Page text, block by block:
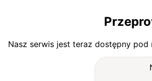
Nasz serwis jest teraz dostępny pod